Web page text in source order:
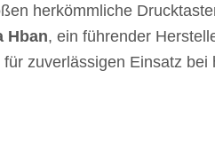
herkömmliche
Hban, ein führender
für zuverlässigen Einsatz bei